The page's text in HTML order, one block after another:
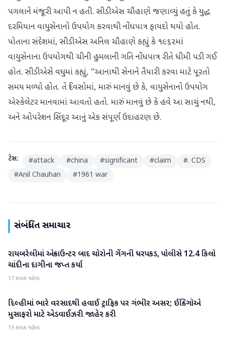
પગલાને મંજૂરી આપી ન હતી. સીડીએસ ચૌહાણે જણાવ્યું હતું કે યુદ્ધ
દરમિયાન વાયુસેનાનો ઉપયોગ કરવાથી નોંધપાત્ર ફાયદો થયો હોત.
પોતાના સંદેશમાં, સીડીએસ અનિલ ચૌહાણે કહ્યું કે ૧૯૬૨માં
વાયુસેનાના ઉપયોગથી ચીની હુમલાની ગતિ નોંધપાત્ર રીતે ધીમી પડી ગઈ
હોત. સીડીએસે વધુમાં કહ્યું, "આનાથી સેનાને તૈયારી કરવા માટે પૂરતો
સમય મળ્યો હોત. તે દિવસોમાં, મારું માનવું છે કે, વાયુસેનાનો ઉપયોગ
એસ્કેલેટર માનવામાં આવતો હતો. મારું માનવું છે કે હવે આ સાચું નથી,
અને ઓપરેશન સિંદૂર આનું એક સંપૂર્ણ ઉદાહરણ છે.
ટેગ્સ: #attack #china #significant #claim #. CDS
#Anil Chauhan #1961 war
સંબંધિત સમાચાર
રાષ્ટ્રીય
રાયબરેલીમાં એન્કાઉન્ટર બાદ ચોરોની ગેંગની ધરપકડ, પોલીસે 12.4 કિલો
ચાંદીના દાગીના જપ્ત કર્યા
17 કલાક પહેલા
રાષ્ટ્રીય
દિલ્હીમાં ભારે વરસાદથી હવાઈ ટ્રાફિક પર ગંભીર અસર; ઈન્ડિગોએ
મુસાફરો માટે એડવાઈઝરી જાહેર કરી
19 કલાક પહેલા